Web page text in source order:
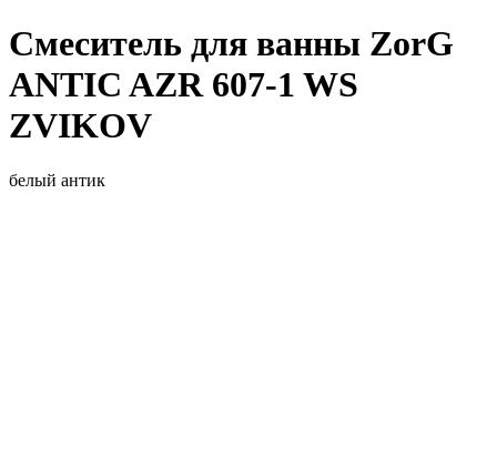
Смеситель для ванны ZorG
ANTIC AZR 607-1 WS
ZVIKOV
белый антик